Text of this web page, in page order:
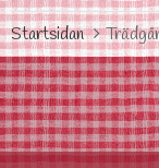
Startsidan